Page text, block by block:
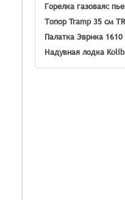
Горелка газоваяc
Топор Tramp 35 см
Палатка Эврика
Надувная лодка